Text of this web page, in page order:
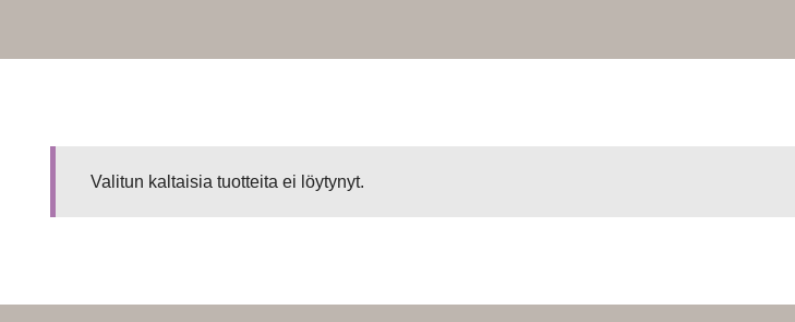
Valitun kaltaisia tuotteita ei löytynyt.